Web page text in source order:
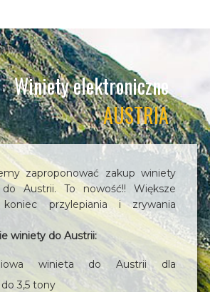
Winiety elektroniczne
AUSTRIA
zaproponować zakup winiety
Austrii. To nowość!! Większe
przylepiania i zrywania
winiety do Austrii:
winieta do Austrii dla
3,5 tony